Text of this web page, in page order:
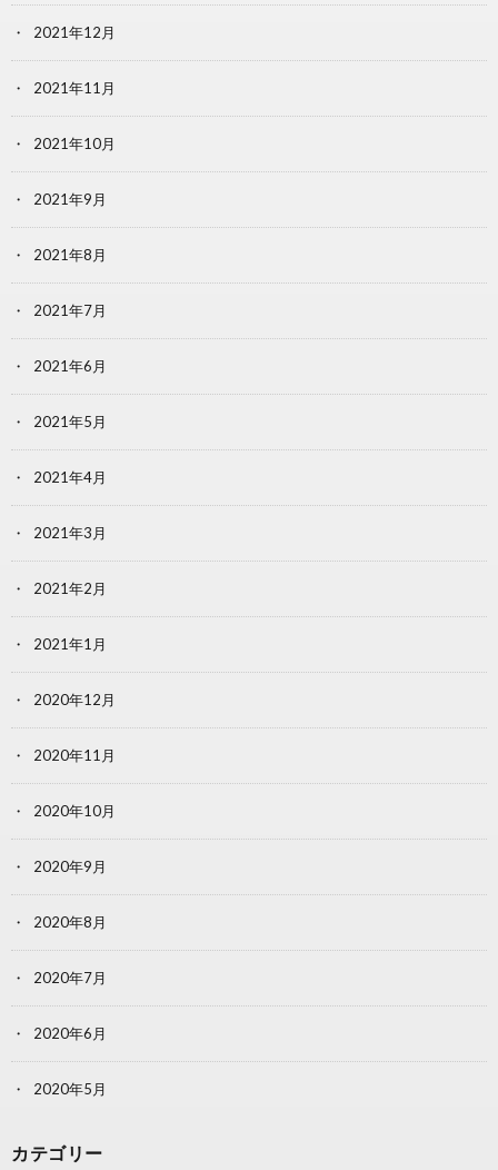
2021年12月
2021年11月
2021年10月
2021年9月
2021年8月
2021年7月
2021年6月
2021年5月
2021年4月
2021年3月
2021年2月
2021年1月
2020年12月
2020年11月
2020年10月
2020年9月
2020年8月
2020年7月
2020年6月
2020年5月
カテゴリー